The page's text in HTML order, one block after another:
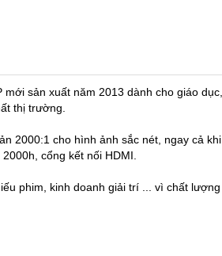
sản xuất năm 2013 dành cho giáo dục,
thị trường.
2000:1 cho hình ảnh sắc nét, ngay cả khi
cổng kết nối HDMI.
phim, kinh doanh giải trí ... vì chất lượng